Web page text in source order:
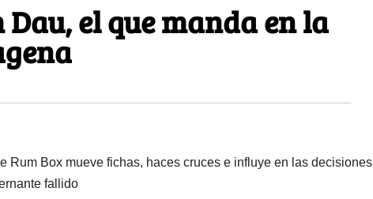
el que manda en la
Rum Box mueve fichas, haces cruces e influye en las decisiones
fallido